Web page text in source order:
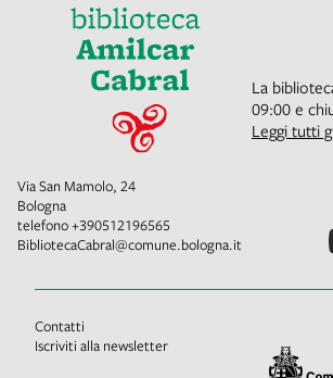
La
09:00 e
Leggi tutti
Via San Mamolo, 24
Bologna
telefono+390512196565
BibliotecaCabral@comune.bologna.it
Contatti
Iscriviti alla newsletter